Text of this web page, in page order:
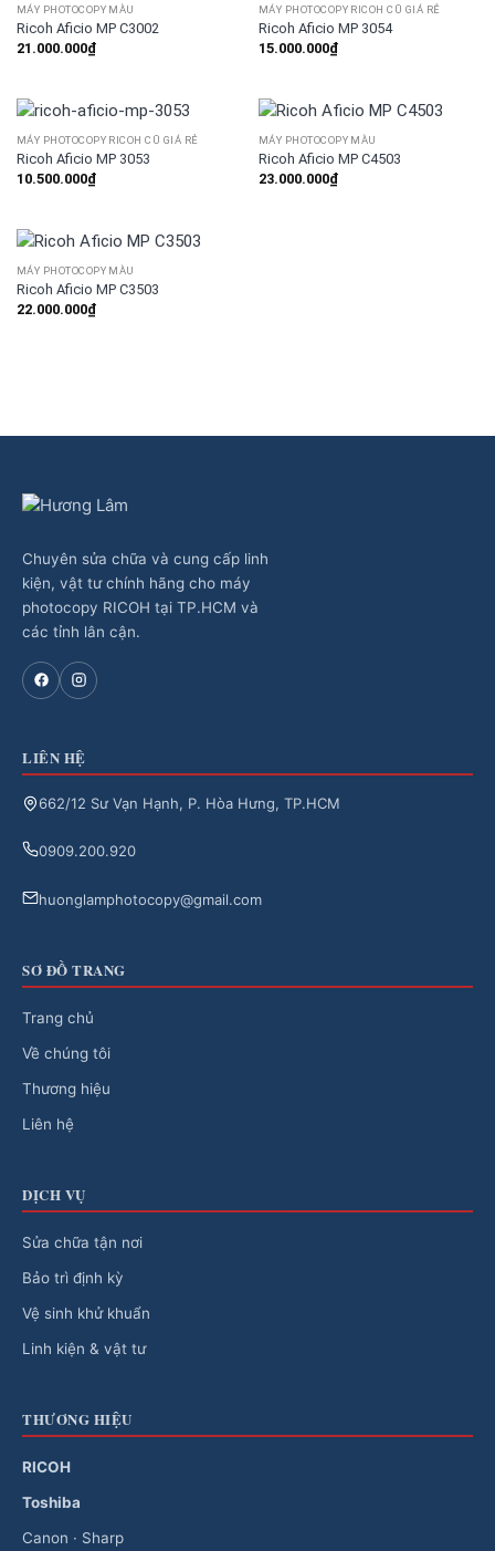
MÁY PHOTOCOPY MÀU
Ricoh Aficio MP C3002
21.000.000₫
MÁY PHOTOCOPY RICOH CŨ GIÁ RẺ
Ricoh Aficio MP 3054
15.000.000₫
MÁY PHOTOCOPY RICOH CŨ GIÁ RẺ
Ricoh Aficio MP 3053
10.500.000₫
MÁY PHOTOCOPY MÀU
Ricoh Aficio MP C4503
23.000.000₫
MÁY PHOTOCOPY MÀU
Ricoh Aficio MP C3503
22.000.000₫
Chuyên sửa chữa và cung cấp linh
kiện, vật tư chính hãng cho máy
photocopy RICOH tại TP.HCM và
các tỉnh lân cận.
LIÊN HỆ
662/12 Sư Vạn Hạnh, P. Hòa Hưng, TP.HCM
0909.200.920
huonglamphotocopy@gmail.com
SƠ ĐỒ TRANG
Trang chủ
Về chúng tôi
Thương hiệu
Liên hệ
DỊCH VỤ
Sửa chữa tận nơi
Bảo trì định kỳ
Vệ sinh khử khuẩn
Linh kiện & vật tư
THƯƠNG HIỆU
RICOH
Toshiba
Canon · Sharp